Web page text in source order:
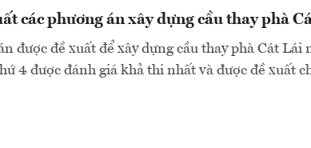
các phương án xây dựng cầu thay phà
được đề xuất để xây dựng cầu thay phà Cát
4 được đánh giá khả thi nhất và được đề xuất